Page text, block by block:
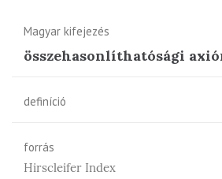
Magyar kifejezés
összehasonlíthatósági
definíció
forrás
Hirscleifer Index